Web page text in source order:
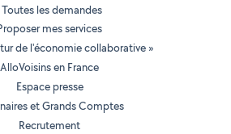
Toutes les demandes
mes services
de l'économie collaborative »
AlloVoisins en France
Espace presse
et Grands Comptes
Recrutement